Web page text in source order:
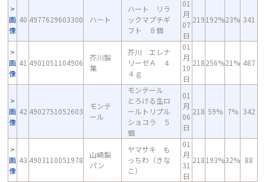
画
像
40 4977629603300 ハート
ハート リラ
ックマプチギ
フト ８個
01
月
07
日
219192%23% 341
画
像
41 4901051104906
芥川製
菓
芥川 エレナ
リーゼＡ ４
４ｇ
01
月
10
日
218256%21% 487
画
像
42 4902751052603
モンテ
ール
モンテール
とろける生ロ
ールトリプル
ショコラ ５
個
01
月
06
日
218 59% 7% 342
画
像
43 4903110051978
山崎製
パン
ヤマザキ も
っちわ（きな
こ）
01
月
31
日
218193%32% 88